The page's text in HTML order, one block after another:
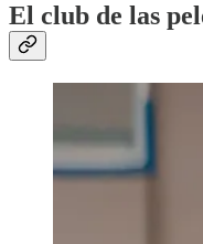
El club de las